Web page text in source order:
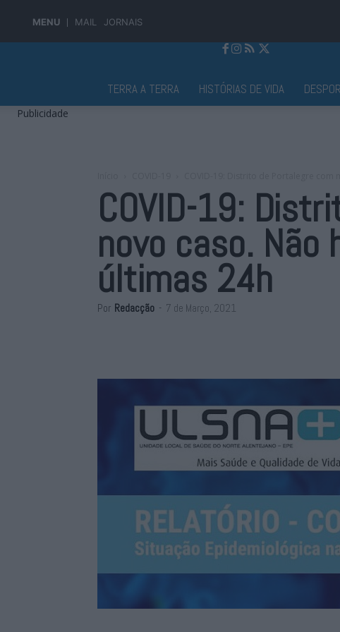
MENU MAIL JORNAIS
TERRA A TERRA HISTÓRIAS DE VIDA
Publicidade
COVID-19:
novo caso. Não
últimas 24h
Por Redacção - 7 de Março, 2021